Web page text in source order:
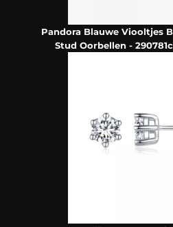
Pandora Blauwe Viooltjes
Stud Oorbellen -